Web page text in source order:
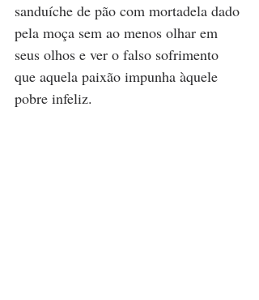
sanduíche de pão com mortadela dado
pela moça sem ao menos olhar em
seus olhos e ver o falso sofrimento
que aquela paixão impunha àquele
pobre infeliz.